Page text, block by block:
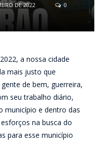
DE 2022
0
a nossa cidade
mais justo que
de bem, guerreira,
seu trabalho diário,
município e dentro das
na busca do
para esse município